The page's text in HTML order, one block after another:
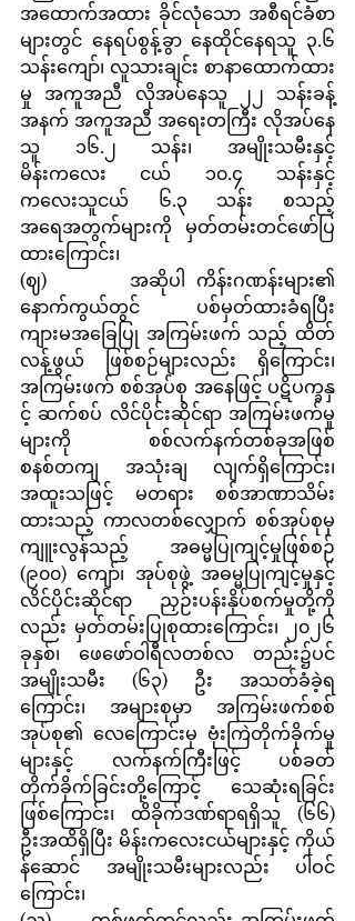
အထောက်အထား ခိုင်လုံသော အစီရင်ခံစာ
များတွင် နေရပ်စွန့်ခွာ နေထိုင်နေရသူ ၃.၆
သန်းကျော်၊ လူသားချင်း စာနာထောက်ထား
မှု အကူအညီ လိုအပ်နေသူ ၂၂ သန်းခန့်
အနက် အကူအညီ အရေးတကြီး လိုအပ်နေ
သူ ၁၆.၂ သန်း၊ အမျိုးသမီးနှင့်
မိန်းကလေး ငယ် ၁၀.၄ သန်းနှင့်
ကလေးသူငယ် ၆.၃ သန်း စသည့်
အရေအတွက်များကို မှတ်တမ်းတင်ဖော်ပြ
ထားကြောင်း၊
(ဈ)   	အဆိုပါ ကိန်းဂဏန်းများ၏
နောက်ကွယ်တွင် ပစ်မှတ်ထားခံရပြီး
ကျားမအခြေပြု အကြမ်းဖက် သည့် ထိတ်
လန့်ဖွယ် ဖြစ်စဉ်များလည်း ရှိကြောင်း၊
အကြမ်းဖက် စစ်အုပ်စု အနေဖြင့် ပဋိပက္ခနှ
င့် ဆက်စပ် လိင်ပိုင်းဆိုင်ရာ အကြမ်းဖက်မှု
များကို စစ်လက်နက်တစ်ခုအဖြစ်
စနစ်တကျ အသုံးချ လျက်ရှိကြောင်း၊
အထူးသဖြင့် မတရား စစ်အာဏာသိမ်း
ထားသည့် ကာလတစ်လျှောက် စစ်အုပ်စုမှ
ကျူးလွန်သည့် အဓမ္မပြုကျင့်မှုဖြစ်စဉ်
(၉၀၀) ကျော်၊ အုပ်စုဖွဲ့ အဓမ္မပြုကျင့်မှုနှင့်
လိင်ပိုင်းဆိုင်ရာ ညှဉ်းပန်းနှိပ်စက်မှုတို့ကို
လည်း မှတ်တမ်းပြုစုထားကြောင်း၊ ၂၀၂၆
ခုနှစ်၊ ဖေဖော်ဝါရီလတစ်လ တည်း၌ပင်
အမျိုးသမီး (၆၃) ဦး အသတ်ခံခဲ့ရ
ကြောင်း၊ အများစုမှာ အကြမ်းဖက်စစ်
အုပ်စု၏ လေကြောင်းမှ ဗုံးကြဲတိုက်ခိုက်မှု
များနှင့် လက်နက်ကြီးဖြင့် ပစ်ခတ်
တိုက်ခိုက်ခြင်းတို့ကြောင့် သေဆုံးရခြင်း
ဖြစ်ကြောင်း၊ ထိခိုက်ဒဏ်ရာရရှိသူ (၆၆)
ဦးအထိရှိပြီး မိန်းကလေးငယ်များနှင့် ကိုယ်
န်ဆောင် အမျိုးသမီးများလည်း ပါဝင်
ကြောင်း၊